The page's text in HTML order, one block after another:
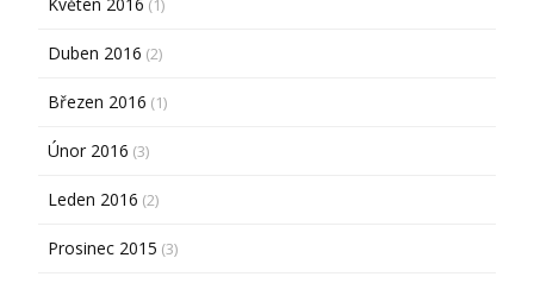
Duben 2016 (2)
Březen 2016 (1)
Únor 2016 (3)
Leden 2016 (2)
Prosinec 2015 (3)